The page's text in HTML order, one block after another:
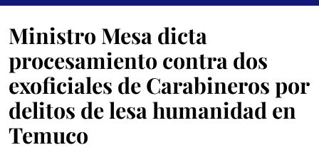
Ministro Mesa dicta
procesamiento contra dos
exoficiales de Carabineros por
delitos de lesa humanidad en
Temuco